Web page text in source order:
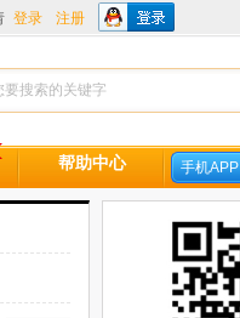
登录 注册
帮助中心 手机APP